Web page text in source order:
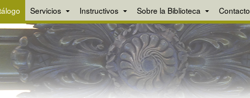
Servicios Instructivos Sobre la Biblioteca Contacto